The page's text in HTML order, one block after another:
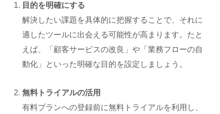
目的を明確にする
解決したい課題を具体的に把握することで、それに
適したツールに出会える可能性が高まります。たと
えば、「顧客サービスの改良」や「業務フローの自
動化」といった明確な目的を設定しましょう。
無料トライアルの活用
有料プランへの登録前に無料トライアルを利用し、